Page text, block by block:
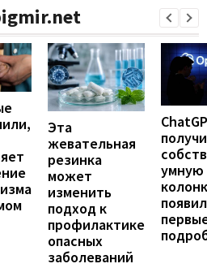
Эта
жевательная
резинка
может
изменить
подход к
профилактике
опасных
заболеваний
умную